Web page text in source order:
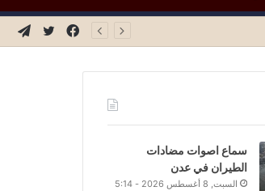
تويتر
فيسبوك
سماع اصوات مضادات
الطيران في عدن
السبت, 8 أغسطس 2026 - 5:14